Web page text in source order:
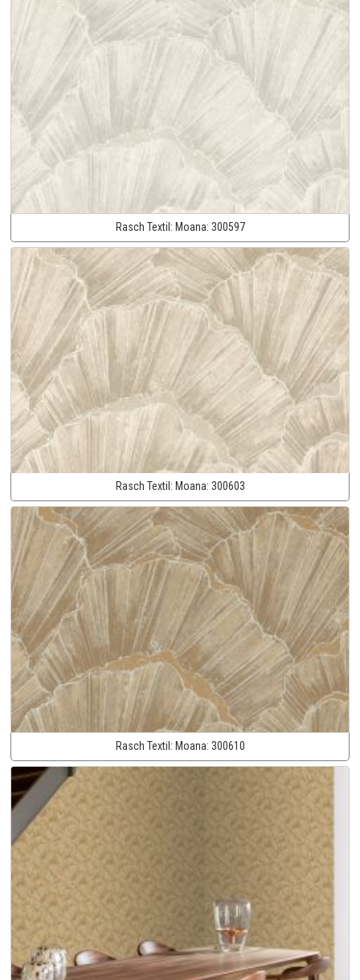
Rasch Textil: Moana: 300597
Rasch Textil: Moana: 300603
Rasch Textil: Moana: 300610